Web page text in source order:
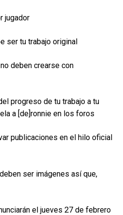
jugador
ser tu trabajo original
deben crearse con
progreso de tu trabajo a tu
a [de]ronnie en los foros
publicaciones en el hilo oficial
ser imágenes así que,
el jueves 27 de febrero